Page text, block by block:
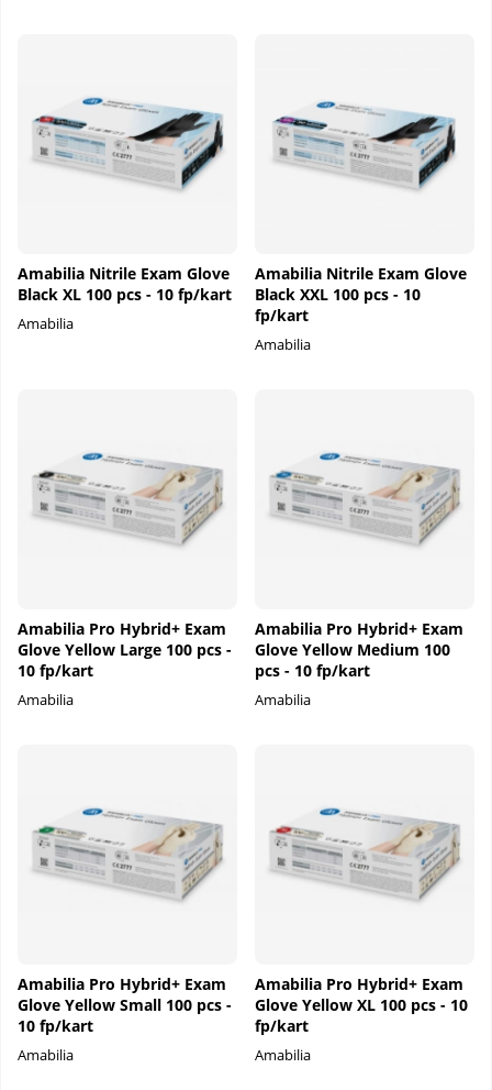
Amabilia Nitrile Exam Glove
Black XL 100 pcs - 10 fp/kart
Amabilia
Amabilia Nitrile Exam Glove
Black XXL 100 pcs - 10
fp/kart
Amabilia
Amabilia Pro Hybrid+ Exam
Glove Yellow Large 100 pcs -
10 fp/kart
Amabilia
Amabilia Pro Hybrid+ Exam
Glove Yellow Medium 100
pcs - 10 fp/kart
Amabilia
Amabilia Pro Hybrid+ Exam
Glove Yellow Small 100 pcs -
10 fp/kart
Amabilia
Amabilia Pro Hybrid+ Exam
Glove Yellow XL 100 pcs - 10
fp/kart
Amabilia